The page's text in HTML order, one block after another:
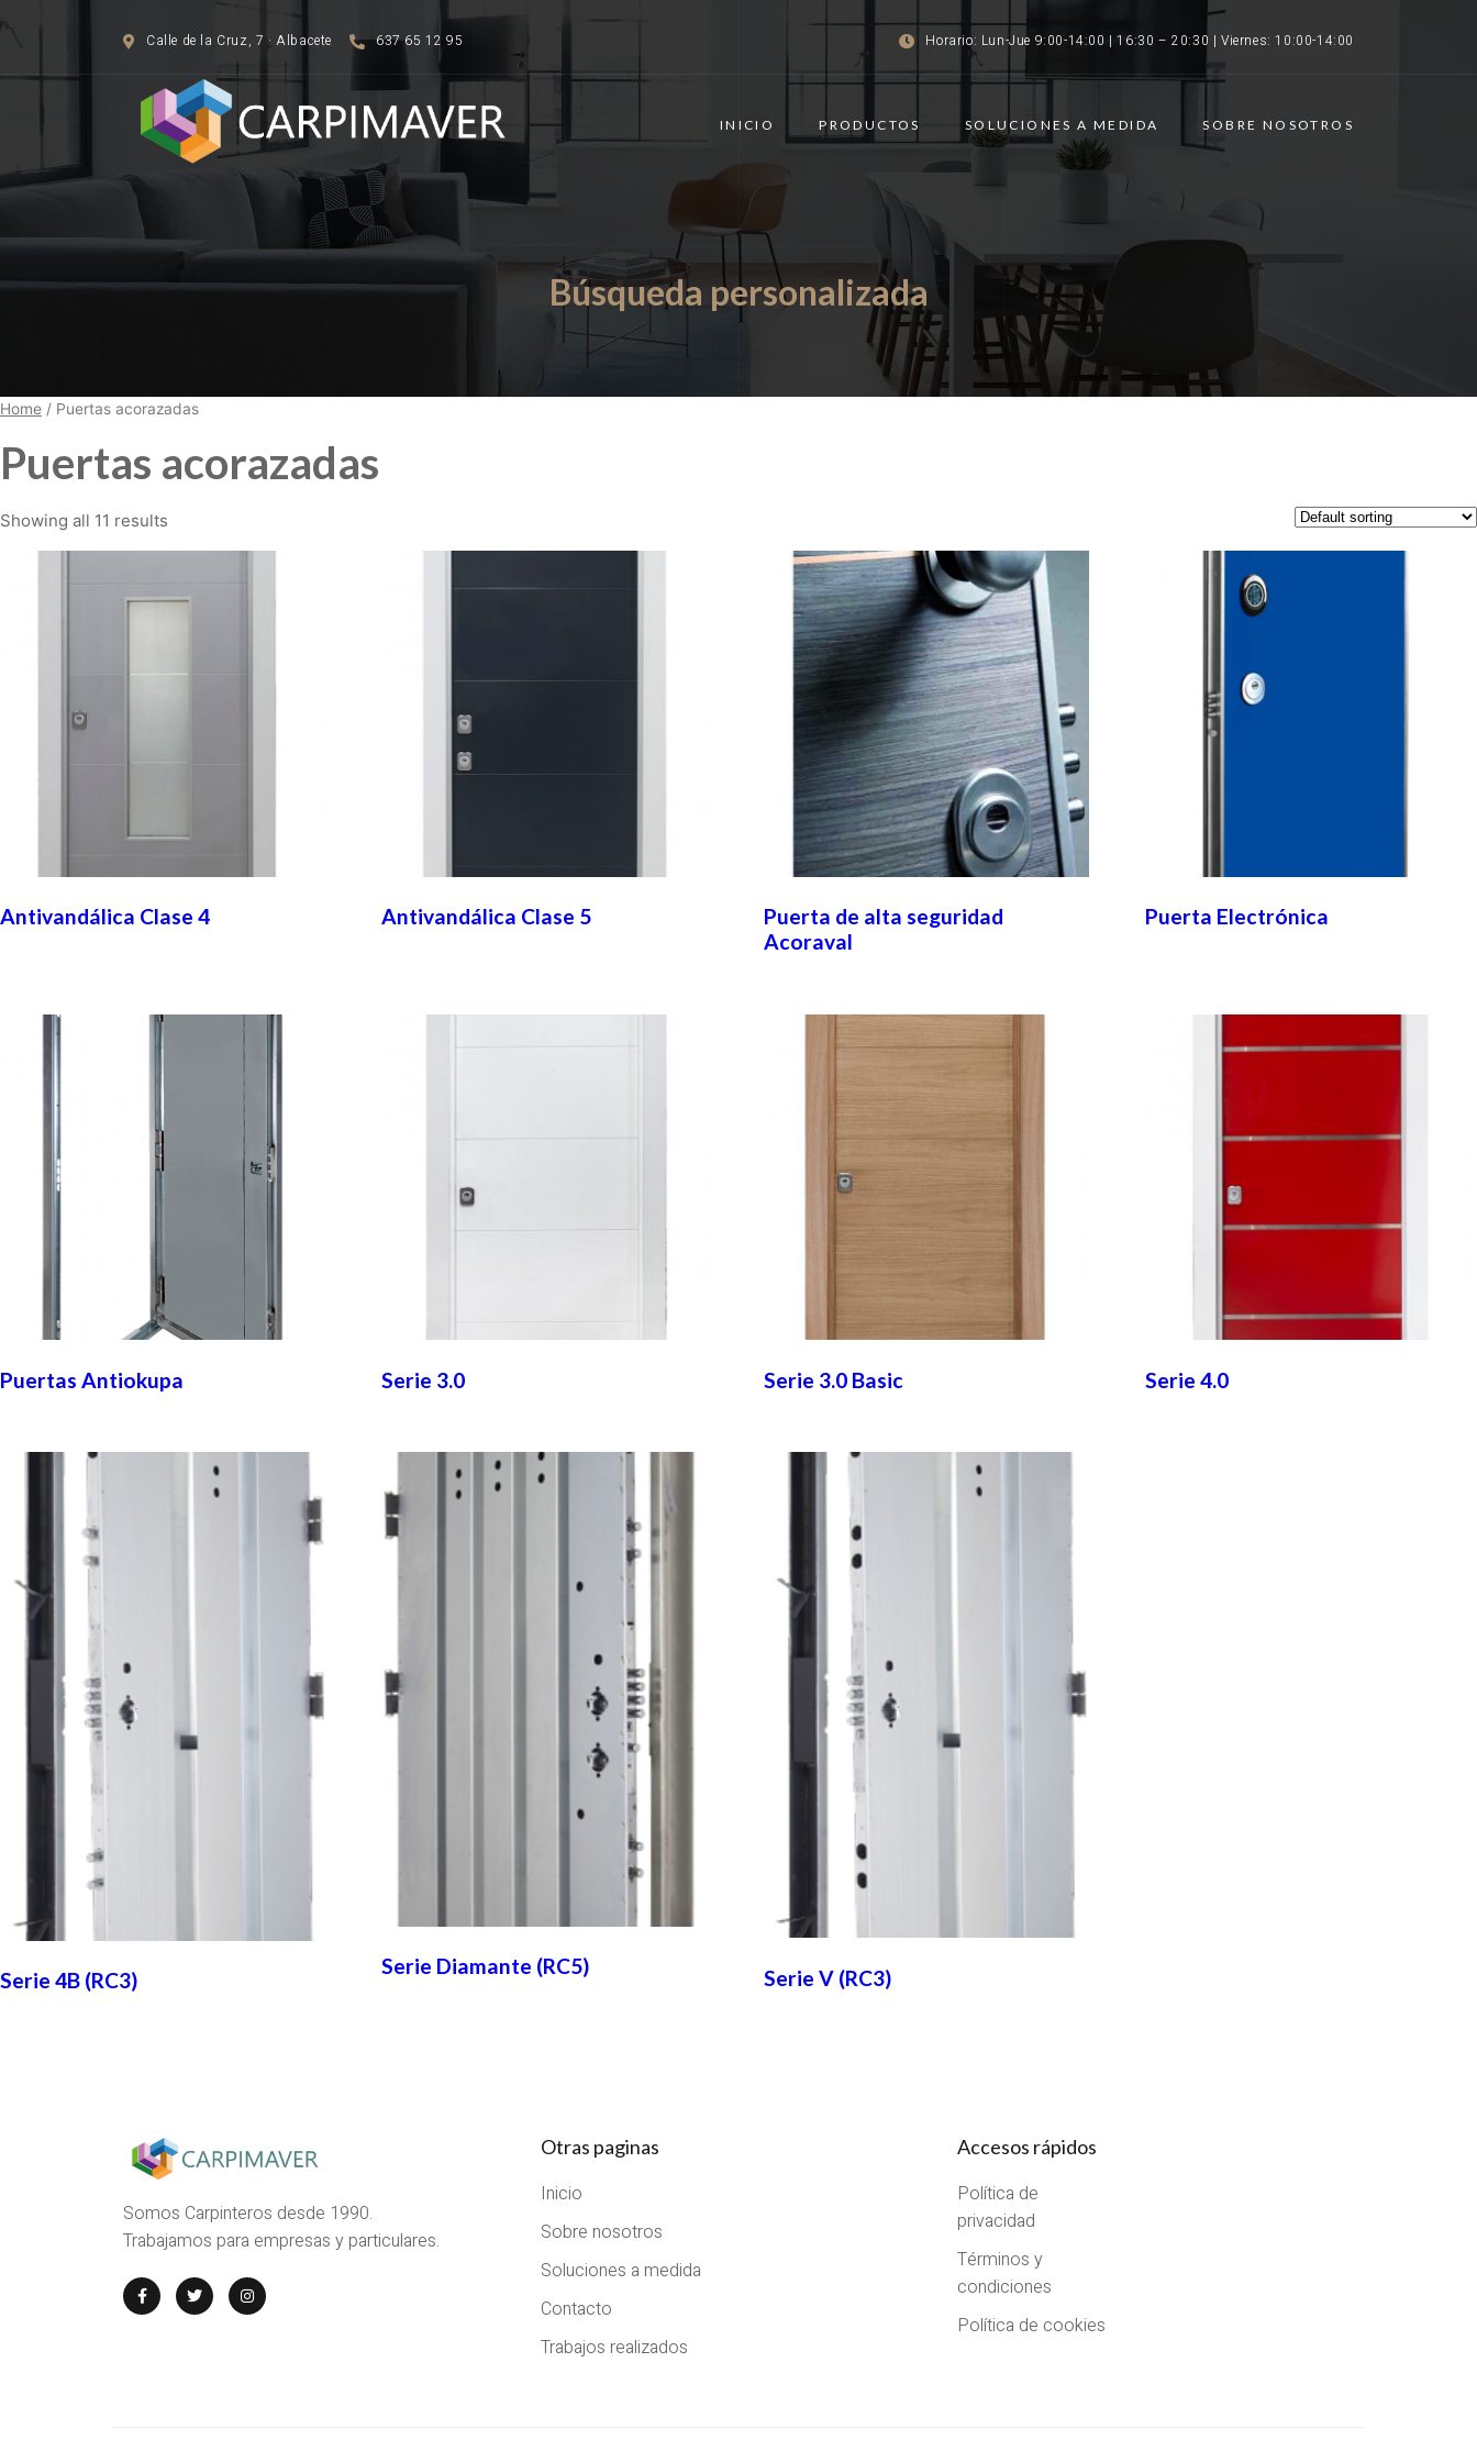
Calle de la Cruz, 7 · Albacete 637 65 12 95 Horario: Lun-Jue 9:00-14:00 | 16:30 – 20:30 | Viernes: 10:00-14:00
INICIO PRODUCTOS SOLUCIONES A MEDIDA SOBRE NOSOTROS
Búsqueda personalizada
Home / Puertas acorazadas
Puertas acorazadas
Showing all 11 results
Antivandálica Clase 4 Antivandálica Clase 5
Puerta de alta seguridad
Acoraval
Puerta Electrónica
Puertas Antiokupa Serie 3.0 Serie 3.0 Basic Serie 4.0
Serie 4B (RC3)
Serie Diamante (RC5) Serie V (RC3)
Somos Carpinteros desde 1990.
Trabajamos para empresas y particulares.
Otras paginas
Inicio
Sobre nosotros
Soluciones a medida
Contacto
Trabajos realizados
Accesos rápidos
Política de
privacidad
Términos y
condiciones
Política de cookies